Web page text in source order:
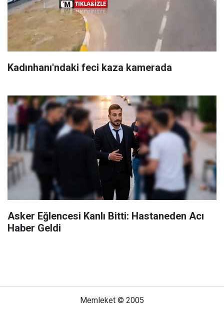
Kadınhanı'ndaki feci kaza kamerada
Asker Eğlencesi Kanlı Bitti: Hastaneden Acı
Haber Geldi
Memleket © 2005